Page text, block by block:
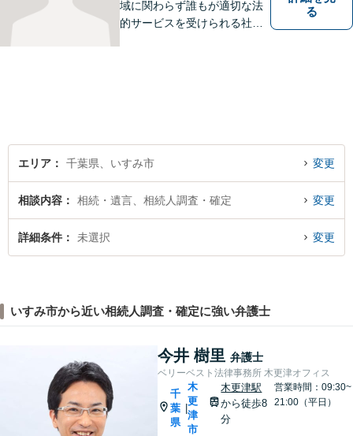
域に関わらず誰もが適切な法
的サービスを受けられる社会
ています。
る
エリア 千葉県、いすみ市 変更
相談内容 相続・遺言、相続人調査・確定 変更
詳細条件 未選択 変更
いすみ市から近い相続人調査・確定に強い弁護士
今井 樹里 弁護士
ベリーベスト法律事務所 木更津オフィス
千
葉
県
|
木
更
津
市
木更津駅
から徒歩8
分
営業時間：09:30~
21:00（平日）